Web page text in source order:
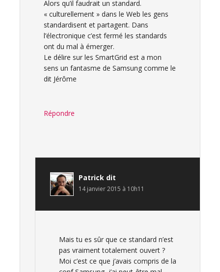
Alors qu’il faudrait un standard.
« culturellement » dans le Web les gens
standardisent et partagent. Dans
l’électronique c’est fermé les standards
ont du mal à émerger.
Le délire sur les SmartGrid est a mon
sens un fantasme de Samsung comme le
dit Jérôme
Répondre
Patrick dit
14 janvier 2015 à 10h11
Mais tu es sûr que ce standard n’est
pas vraiment totalement ouvert ?
Moi c’est ce que j’avais compris de la